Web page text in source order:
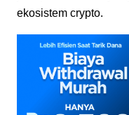
ekosistem crypto.